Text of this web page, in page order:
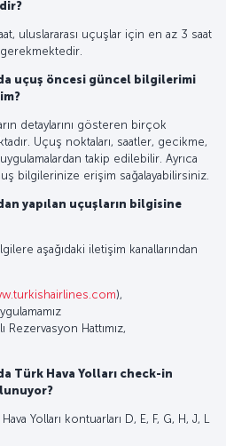
uluslararası uçuşlar için en az 3 saat
uçuş öncesi güncel bilgilerimi
detaylarını gösteren birçok
Uçuş noktaları, saatler, gecikme,
takip edilebilir. Ayrıca
bilgilerinize erişim sağalayabilirsiniz.
yapılan uçuşların bilgisine
aşağıdaki iletişim kanallarından
),
Hattımız,
Türk Hava Yolları check-in
Yolları kontuarları D, E, F, G, H, J, L